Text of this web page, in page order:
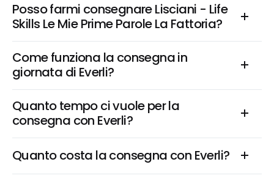
Posso farmi consegnare Lisciani - Life
Skills Le Mie Prime Parole La Fattoria?
Come funziona la consegna in
giornata di Everli?
Quanto tempo ci vuole per la
consegna con Everli?
Quanto costa la consegna con Everli?